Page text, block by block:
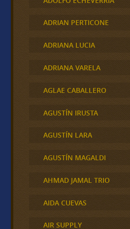
ADRIAN PERTICONE
ADRIANA LUCIA
ADRIANA VARELA
AGLAE CABALLERO
AGUSTÍN IRUSTA
AGUSTÍN LARA
AGUSTÍN MAGALDI
AHMAD JAMAL TRIO
AIDA CUEVAS
AIR SUPPLY